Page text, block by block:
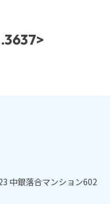
3637>
中銀落合マンション602